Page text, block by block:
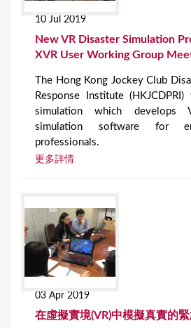
10 Jul 2019
New VR Disaster Simulation
XVR User Working Group
The Hong Kong Jockey Club
Response Institute
simulation which develops
simulation software for
professionals.
更多詳情
03 Apr 2019
在虛擬實境(VR)中模擬真實的